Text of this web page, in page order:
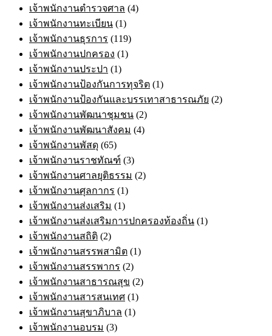
เจ้าพนักงานตำรวจศาล (4)
เจ้าพนักงานทะเบียน (1)
เจ้าพนักงานธุรการ (119)
เจ้าพนักงานปกครอง (1)
เจ้าพนักงานประปา (1)
เจ้าพนักงานป้องกันการทุจริต (1)
เจ้าพนักงานป้องกันและบรรเทาสาธารณภัย (2)
เจ้าพนักงานพัฒนาชุมชน (2)
เจ้าพนักงานพัฒนาสังคม (4)
เจ้าพนักงานพัสดุ (65)
เจ้าพนักงานราชทัณฑ์ (3)
เจ้าพนักงานศาลยุติธรรม (2)
เจ้าพนักงานศุลกากร (1)
เจ้าพนักงานส่งเสริม (1)
เจ้าพนักงานส่งเสริมการปกครองท้องถิ่น (1)
เจ้าพนักงานสถิติ (2)
เจ้าพนักงานสรรพสามิต (1)
เจ้าพนักงานสรรพากร (2)
เจ้าพนักงานสาธารณสุข (2)
เจ้าพนักงานสารสนเทศ (1)
เจ้าพนักงานสุขาภิบาล (1)
เจ้าพนักงานอบรม (3)